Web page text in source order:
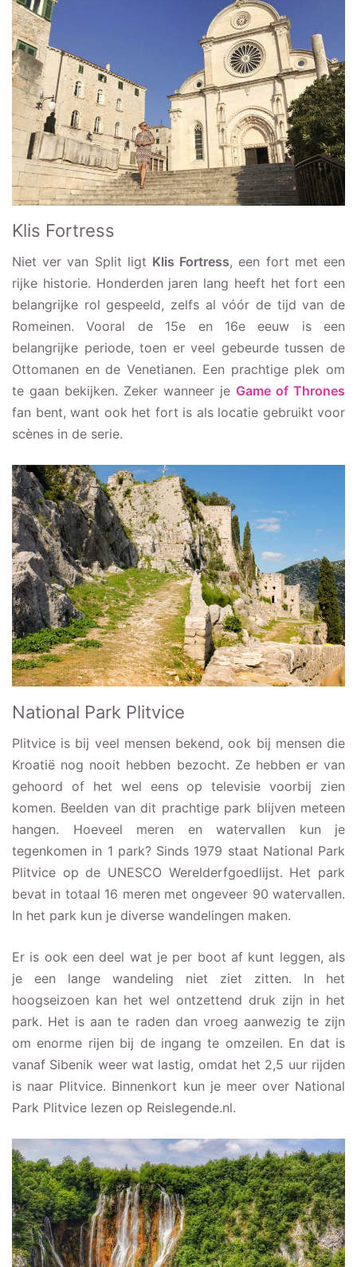
Klis Fortress
Niet ver van Split ligt Klis Fortress, een fort met een
rijke historie. Honderden jaren lang heeft het fort een
belangrijke rol gespeeld, zelfs al vóór de tijd van de
Romeinen. Vooral de 15e en 16e eeuw is een
belangrijke periode, toen er veel gebeurde tussen de
Ottomanen en de Venetianen. Een prachtige plek om
te gaan bekijken. Zeker wanneer je Game of Thrones
fan bent, want ook het fort is als locatie gebruikt voor
scènes in de serie.
National Park Plitvice
Plitvice is bij veel mensen bekend, ook bij mensen die
Kroatië nog nooit hebben bezocht. Ze hebben er van
gehoord of het wel eens op televisie voorbij zien
komen. Beelden van dit prachtige park blijven meteen
hangen. Hoeveel meren en watervallen kun je
tegenkomen in 1 park? Sinds 1979 staat National Park
Plitvice op de UNESCO Werelderfgoedlijst. Het park
bevat in totaal 16 meren met ongeveer 90 watervallen.
In het park kun je diverse wandelingen maken.
Er is ook een deel wat je per boot af kunt leggen, als
je een lange wandeling niet ziet zitten. In het
hoogseizoen kan het wel ontzettend druk zijn in het
park. Het is aan te raden dan vroeg aanwezig te zijn
om enorme rijen bij de ingang te omzeilen. En dat is
vanaf Sibenik weer wat lastig, omdat het 2,5 uur rijden
is naar Plitvice. Binnenkort kun je meer over National
Park Plitvice lezen op Reislegende.nl.